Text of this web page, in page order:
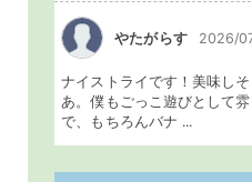
やたがらす 2026/
ナイストライです！美味し
あ。僕もごっこ遊びとして
で、もちろんバナ ...